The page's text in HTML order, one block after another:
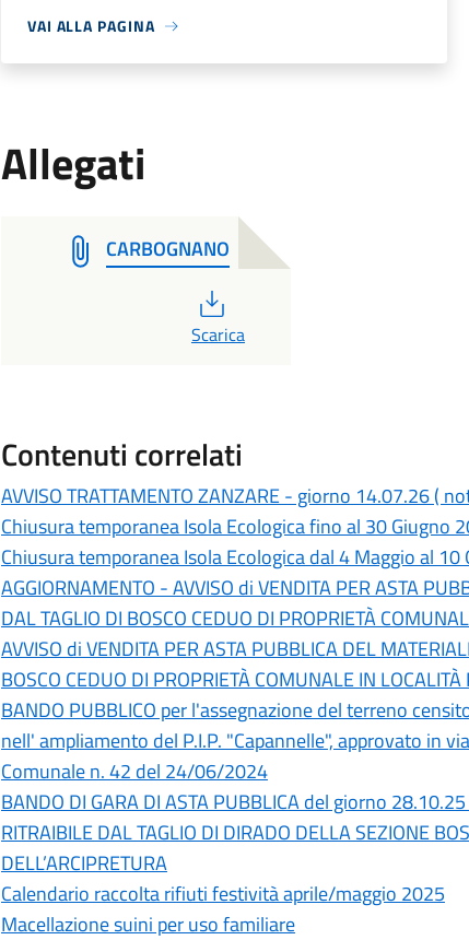
VAI ALLA PAGINA
Allegati
CARBOGNANO
PDF
Scarica
Contenuti correlati
AVVISO TRATTAMENTO ZANZARE - giorno 14.07.26 (
Chiusura temporanea Isola Ecologica fino al 30 Giugno
Chiusura temporanea Isola Ecologica dal 4 Maggio al
AGGIORNAMENTO - AVVISO di VENDITA PER ASTA
DAL TAGLIO DI BOSCO CEDUO DI PROPRIETÀ
AVVISO di VENDITA PER ASTA PUBBLICA DEL
BOSCO CEDUO DI PROPRIETÀ COMUNALE IN
BANDO PUBBLICO per l'assegnazione del terreno
nell' ampliamento del P.I.P. "Capannelle", approvato in
Comunale n. 42 del 24/06/2024
BANDO DI GARA DI ASTA PUBBLICA del giorno
RITRAIBILE DAL TAGLIO DI DIRADO DELLA SEZIONE
DELL’ARCIPRETURA
Calendario raccolta rifiuti festività aprile/maggio 2025
Macellazione suini per uso familiare